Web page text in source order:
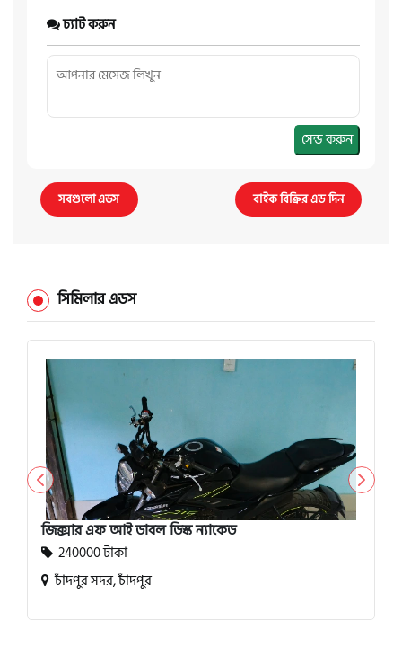
চ্যাট করুন
সেন্ড করুন
সবগুলো এডস বাইক বিক্রির এড দিন
সিমিলার এডস
জিক্সার এফ আই ডাবল ডিস্ক ন্যাকেড
240000 টাকা
চাঁদপুর সদর, চাঁদপুর